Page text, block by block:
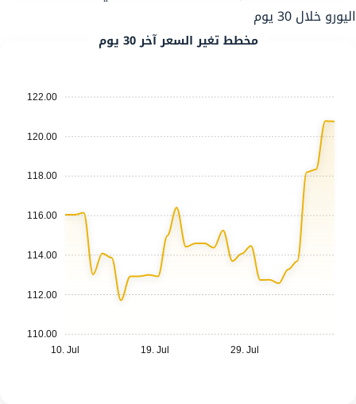
اليورو خلال 30 يوم
مخطط تغير السعر آخر 30 يوم
122.00
120.00
118.00
116.00
114.00
112.00
110.00
10. Jul
19. Jul 29. Jul